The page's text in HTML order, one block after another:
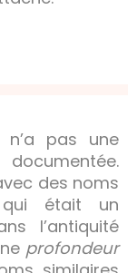
pas une
des noms
était un
l’antiquité
profondeur